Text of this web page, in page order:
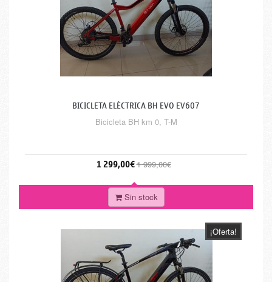
BICICLETA ELÉCTRICA BH EVO EV607
Bicicleta BH km 0, T-M
1 299,00€1 999,00€
Sin stock
¡Oferta!